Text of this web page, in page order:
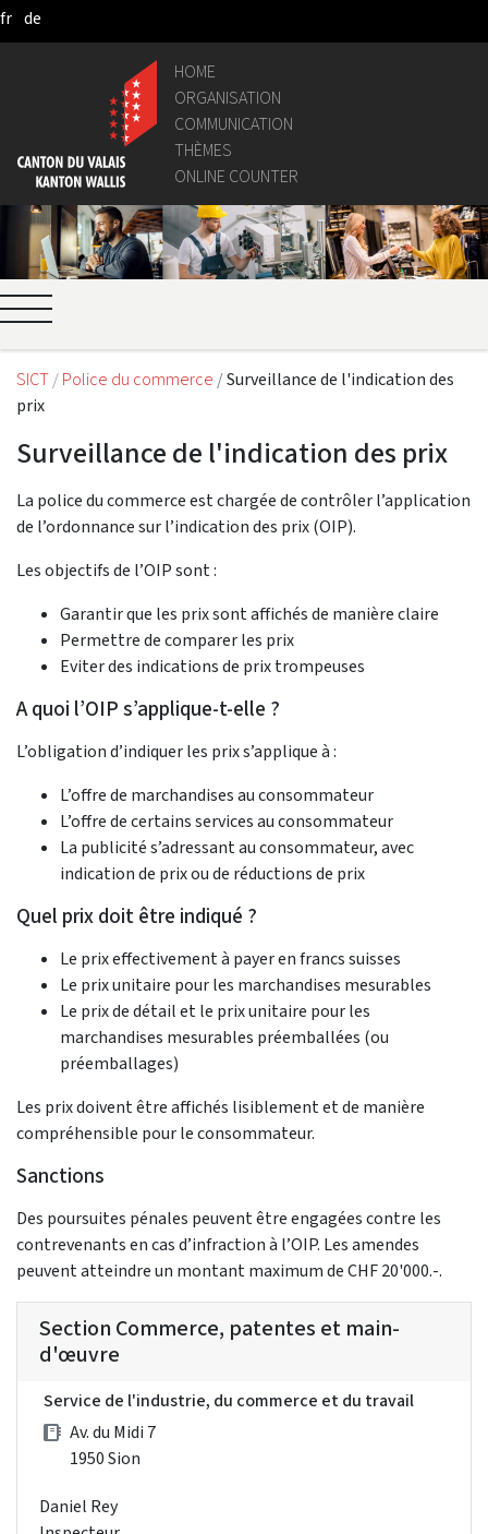
Skip to Main Content
fr de
HOME
ORGANISATION
COMMUNICATION
THÈMES
ONLINE COUNTER
SICT Police du commerce
Surveillance de l'indication des
prix
Surveillance de l'indication des prix
La police du commerce est chargée de contrôler l’application
de l’ordonnance sur l’indication des prix (OIP).
Les objectifs de l’OIP sont :
Garantir que les prix sont affichés de manière claire
Permettre de comparer les prix
Eviter des indications de prix trompeuses
A quoi l’OIP s’applique-t-elle ?
L’obligation d’indiquer les prix s’applique à :
L’offre de marchandises au consommateur
L’offre de certains services au consommateur
La publicité s’adressant au consommateur, avec
indication de prix ou de réductions de prix
Quel prix doit être indiqué ?
Le prix effectivement à payer en francs suisses
Le prix unitaire pour les marchandises mesurables
Le prix de détail et le prix unitaire pour les
marchandises mesurables préemballées (ou
préemballages)
Les prix doivent être affichés lisiblement et de manière
compréhensible pour le consommateur.
Sanctions
Des poursuites pénales peuvent être engagées contre les
contrevenants en cas d’infraction à l’OIP. Les amendes
peuvent atteindre un montant maximum de CHF 20'000.-.
Section Commerce, patentes et main-
d'œuvre
Service de l'industrie, du commerce et du travail
Av. du Midi 7
1950 Sion
Daniel Rey